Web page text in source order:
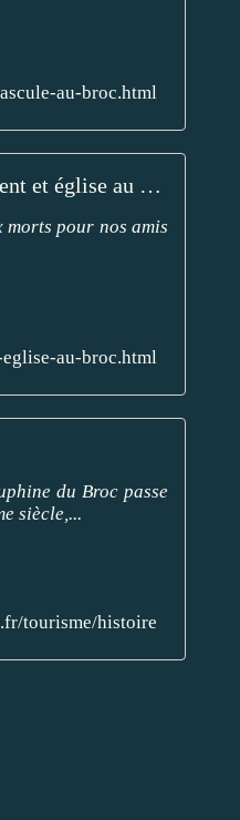
au-broc.html
Monument et église au Broc - L'Auvergne Vue par Papou Poustache
morts pour nos amis
au-broc.html
du Broc passe
siècle,...
tourisme/histoire